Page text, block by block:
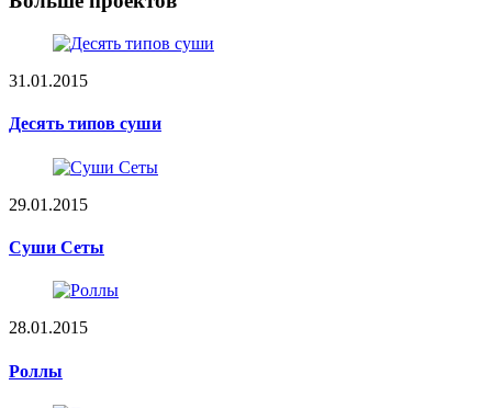
31.01.2015
Десять типов суши
29.01.2015
Суши Сеты
28.01.2015
Роллы